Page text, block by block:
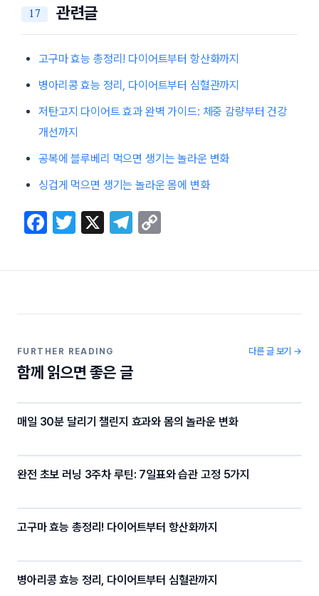
관련글
고구마 효능 총정리! 다이어트부터 항산화까지
병아리콩 효능 정리, 다이어트부터 심혈관까지
저탄고지 다이어트 효과 완벽 가이드: 체중 감량부터 건강
개선까지
공복에 블루베리 먹으면 생기는 놀라운 변화
싱겁게 먹으면 생기는 놀라운 몸에 변화
F
c
b
o
k
T
itt
X
T
e
a
p
Li
FURTHER READING
함께 읽으면 좋은 글
다른 글 보기 →
매일 30분 달리기 챌린지 효과와 몸의 놀라운 변화
완전 초보 러닝 3주차 루틴: 7일표와 습관 고정 5가지
고구마 효능 총정리! 다이어트부터 항산화까지
병아리콩 효능 정리, 다이어트부터 심혈관까지